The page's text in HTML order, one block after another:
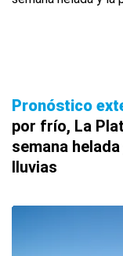
Pronóstico
por frío, La
semana
lluvias